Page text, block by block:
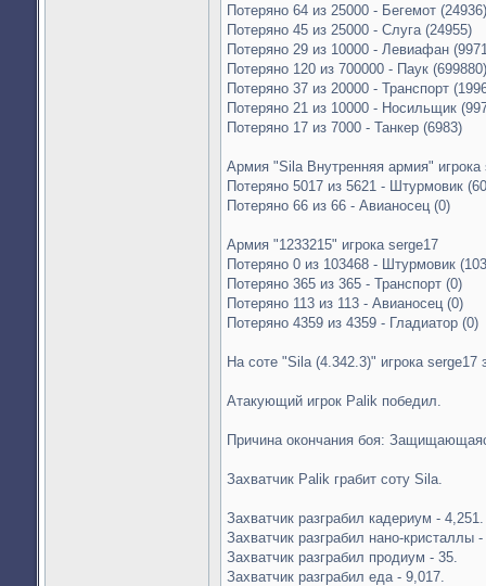
Потеряно 64 из 25000 - Бегемот (24936)
Потеряно 45 из 25000 - Слуга (24955)
Потеряно 29 из 10000 - Левиафан
Потеряно 120 из 700000 - Паук (699880)
Потеряно 37 из 20000 - Транспорт
Потеряно 21 из 10000 - Носильщик
Потеряно 17 из 7000 - Танкер (6983)
Армия "Sila Внутренняя армия" игрока
Потеряно 5017 из 5621 - Штурмовик
Потеряно 66 из 66 - Авианосец (0)
Армия "1233215" игрока serge17
Потеряно 0 из 103468 - Штурмовик
Потеряно 365 из 365 - Транспорт (0)
Потеряно 113 из 113 - Авианосец (0)
Потеряно 4359 из 4359 - Гладиатор (0)
На соте "Sila (4.342.3)" игрока serge17
Атакующий игрок Palik победил.
Причина окончания боя:
Захватчик Palik грабит соту Sila.
Захватчик разграбил кадериум - 4,251.
Захватчик разграбил нано-кристаллы
Захватчик разграбил продиум - 35.
Захватчик разграбил еда - 9,017.